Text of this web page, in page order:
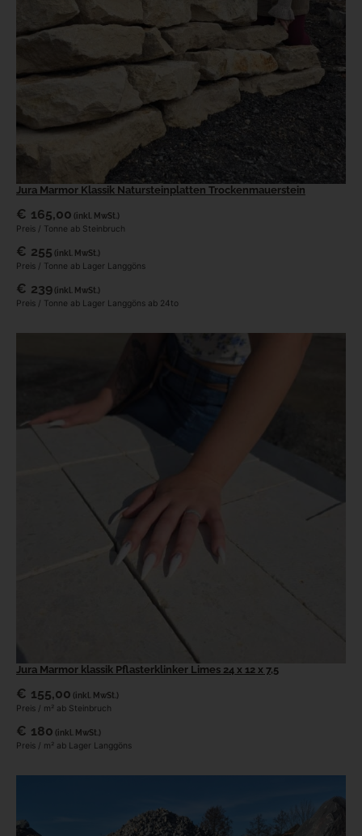
Jura Marmor Klassik Natursteinplatten Trockenmauerstein
€ 165,00 (inkl. MwSt.)
Preis / Tonne ab Steinbruch
€ 255 (inkl. MwSt.)
Preis / Tonne ab Lager Langgöns
€ 239(inkl. MwSt.)
Preis / Tonne ab Lager Langgöns ab 24to
Jura Marmor klassik Pflasterklinker Limes 24 x 12 x 7,5
€ 155,00 (inkl. MwSt.)
Preis / m² ab Steinbruch
€ 180 (inkl. MwSt.)
Preis / m² ab Lager Langgöns